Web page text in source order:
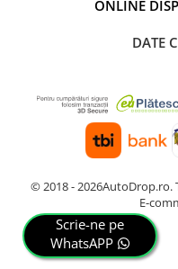
ONLINE
DATE
© 2018 -
E-
Scrie-ne pe
WhatsAPP